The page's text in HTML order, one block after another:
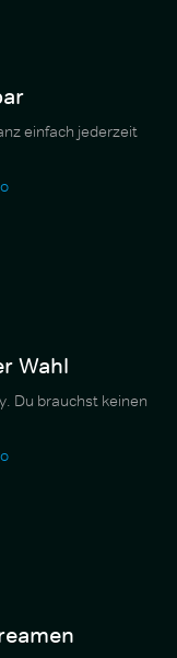
einfach jederzeit
Wahl
Du brauchst keinen